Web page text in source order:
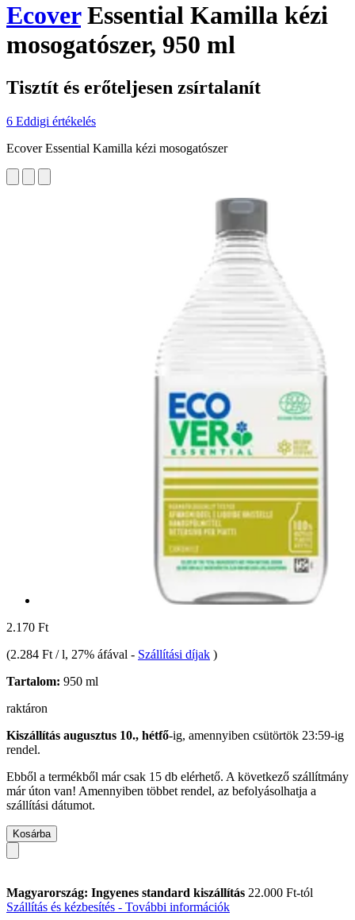
EcoverEssential Kamilla kézi
mosogatószer, 950 ml
Tisztít és erőteljesen zsírtalanít
6 Eddigi értékelés
Ecover Essential Kamilla kézi mosogatószer
2.170 Ft
(2.284 Ft / l, 27% áfával - Szállítási díjak )
Tartalom: 950 ml
raktáron
Kiszállítás augusztus 10., hétfő-ig, amennyiben csütörtök 23:59-ig
rendel.
Ebből a termékből már csak 15 db elérhető. A következő szállítmány
már úton van! Amennyiben többet rendel, az befolyásolhatja a
szállítási dátumot.
Kosárba
Magyarország: Ingyenes standard kiszállítás 22.000 Ft-tól
Szállítás és kézbesítés - További információk